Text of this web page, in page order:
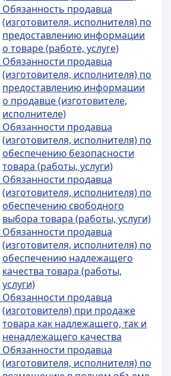
Обязанность продавца
(изготовителя, исполнителя) по
предоставлению информации
о товаре (работе, услуге)
Обязанности продавца
(изготовителя, исполнителя) по
предоставлению информации
о продавце (изготовителе,
исполнителе)
Обязанности продавца
(изготовителя, исполнителя) по
обеспечению безопасности
товара (работы, услуги)
Обязанности продавца
(изготовителя, исполнителя) по
обеспечению свободного
выбора товара (работы, услуги)
Обязанности продавца
(изготовителя, исполнителя) по
обеспечению надлежащего
качества товара (работы,
услуги)
Обязанности продавца
(изготовителя) при продаже
товара как надлежащего, так и
ненадлежащего качества
Обязанности продавца
(изготовителя, исполнителя) по